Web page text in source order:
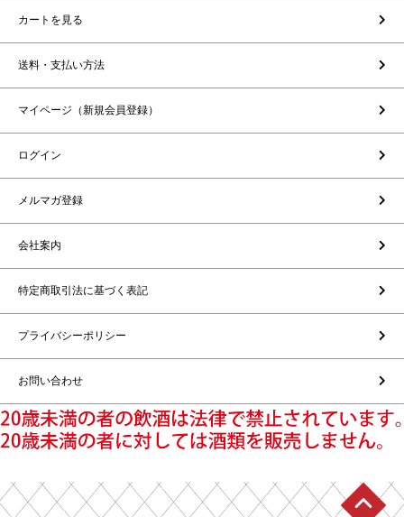
カートを見る
送料・支払い方法
マイページ（新規会員登録）
ログイン
メルマガ登録
会社案内
特定商取引法に基づく表記
プライバシーポリシー
お問い合わせ